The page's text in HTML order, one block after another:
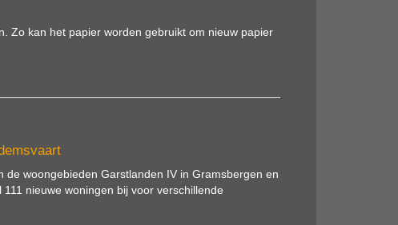
Zo kan het papier worden gebruikt om nieuw papier
woongebieden Garstlanden IV in Gramsbergen en
nieuwe woningen bij voor verschillende